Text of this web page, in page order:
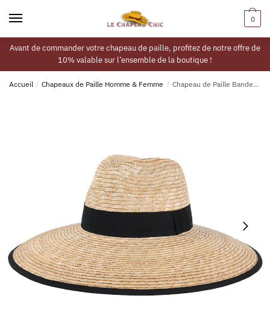
0
Avant de commander votre chapeau de paille, profitez de notre offre de
10% valable sur l’ensemble de la boutique !
Accueil / Chapeaux de Paille Homme & Femme / Chapeau de Paille Bandeau Noir